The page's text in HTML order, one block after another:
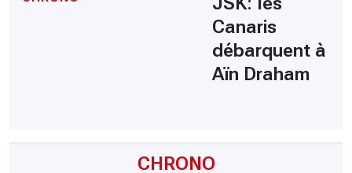
CHRONO
Canaris
débarquent à
Aïn Draham